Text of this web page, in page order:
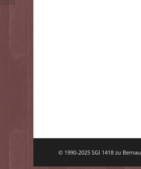
© 1990-2025 SGI 1418 zu Bernau